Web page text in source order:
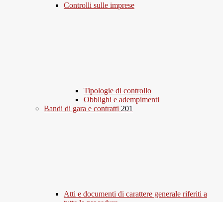
Controlli sulle imprese
Tipologie di controllo
Obblighi e adempimenti
Bandi di gara e contratti 201
Atti e documenti di carattere generale riferiti a